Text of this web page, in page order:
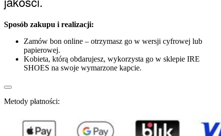
Sposób zakupu i realizacji:
Zamów bon online – otrzymasz go w wersji cyfrowej lub
papierowej.
Kobieta, którą obdarujesz, wykorzysta go w sklepie IRE
SHOES na swoje wymarzone kapcie.
Metody płatności: